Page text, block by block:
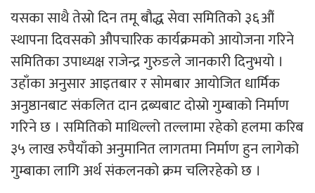
यसका साथै तेस्रो दिन तमू बौद्ध सेवा समितिको ३६औं
स्थापना दिवसको औपचारिक कार्यक्रमको आयोजना गरिने
समितिका उपाध्यक्ष राजेन्द्र गुरुङले जानकारी दिनुभयो ।
उहाँका अनुसार आइतबार र सोमबार आयोजित धार्मिक
अनुष्ठानबाट संकलित दान द्रब्यबाट दोस्रो गुम्बाको निर्माण
गरिने छ । समितिको माथिल्लो तल्लामा रहेको हलमा करिब
३५ लाख रुपैयाँको अनुमानित लागतमा निर्माण हुन लागेको
गुम्बाका लागि अर्थ संकलनको क्रम चलिरहेको छ ।